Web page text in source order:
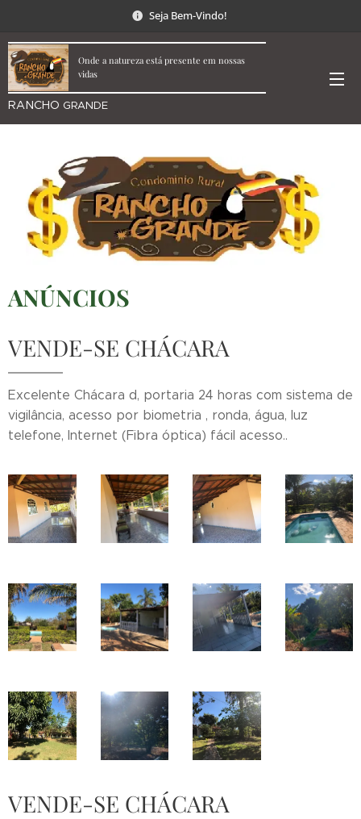
Seja Bem-Vindo!
Onde a natureza está presente em nossas
vidas
RANCHO GRANDE
ANÚNCIOS
VENDE-SE CHÁCARA
Excelente Chácara d, portaria 24 horas com sistema de
vigilância, acesso por biometria , ronda, água, luz
telefone, Internet (Fibra óptica) fácil acesso..
VENDE-SE CHÁCARA